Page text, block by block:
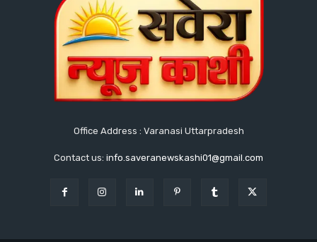
Office Address : Varanasi Uttarpradesh
Contact us: info.saveranewskashi01@gmail.com